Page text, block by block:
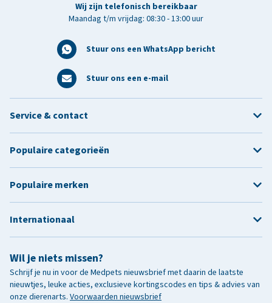
Wij zijn telefonisch bereikbaar
Maandag t/m vrijdag: 08:30 - 13:00 uur
Stuur ons een WhatsApp bericht
Stuur ons een e-mail
Wil je niets missen?
Schrijf je nu in voor de Medpets nieuwsbrief met daarin de laatste
nieuwtjes, leuke acties, exclusieve kortingscodes en tips & advies van
onze dierenarts. Voorwaarden nieuwsbrief
Service & contact
Populaire categorieën
Populaire merken
Internationaal